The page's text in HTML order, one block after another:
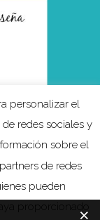
personalizar el
redes sociales y
sobre el
de redes
pueden
proporcionado